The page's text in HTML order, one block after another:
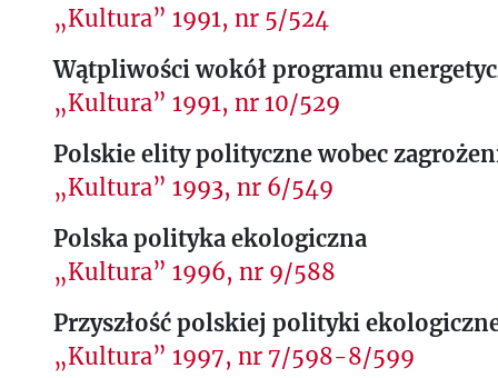
„Kultura” 1991, nr 5/524
Wątpliwości wokół programu
„Kultura” 1991, nr 10/529
Polskie elity polityczne wobec
„Kultura” 1993, nr 6/549
Polska polityka ekologiczna
„Kultura” 1996, nr 9/588
Przyszłość polskiej polityki
„Kultura” 1997, nr 7/598-8/599